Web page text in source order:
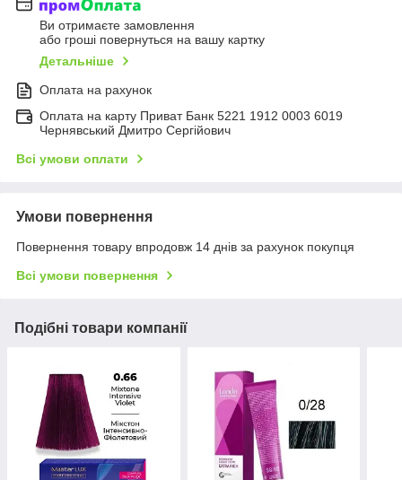
Ви отримаєте замовлення
або гроші повернуться на вашу картку
Детальніше
Оплата на рахунок
Оплата на карту Приват Банк 5221 1912 0003 6019
Чернявський Дмитро Сергійович
Всі умови оплати
Умови повернення
Повернення товару впродовж 14 днів за рахунок покупця
Всі умови повернення
Подібні товари компанії